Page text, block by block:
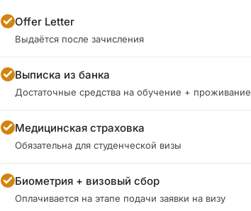
Offer Letter
Выдаётся после зачисления
Выписка из банка
Достаточные средства на обучение + проживание
Медицинская страховка
Обязательна для студенческой визы
Биометрия + визовый сбор
Оплачивается на этапе подачи заявки на визу